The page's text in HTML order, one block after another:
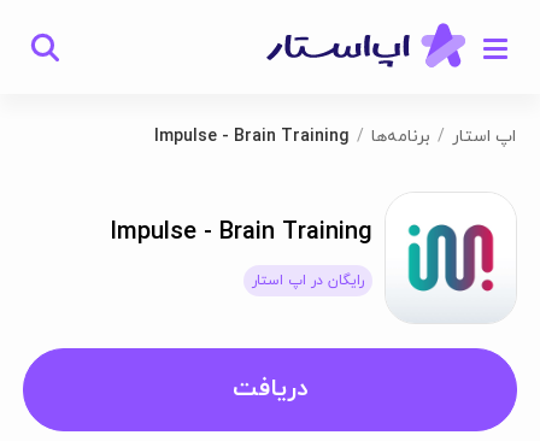
اپ استار برنامه‌ها Impulse - Brain Training
Impulse - Brain Training
رایگان در اپ استار
دریافت